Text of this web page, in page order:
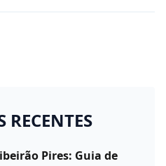
RECENTES
Pires: Guia de